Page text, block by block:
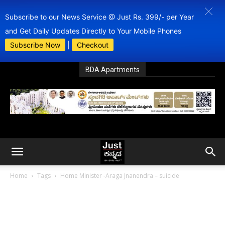
Subscribe to our News Service @ Just Rs. 399/- per Year
and Get Daily Updates Directly to Your Mobile Phones
Subscribe Now
Checkout
BDA Apartments
Home Tags Home Minister -Araga Jnanendra – suicide